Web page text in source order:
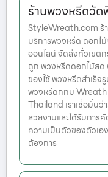
ร้านพวงหรีดวั
StyleWreath.com ร้
บริการพวงหรีด ดอกไ
ออนไลน์ จัดส่งทั่วเขต
ถูก พวงหรีดดอกไม้ส
ของใช้ พวงหรีดสำเร็
พวงหรีดกทม
Thailand เราเชื่อมั่น
สวยงามและได้รับกา
ความเป็นตัวของตัวเ
ต้องการ